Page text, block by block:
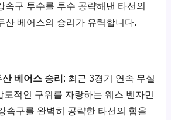
속구 투수를 투수 공략해낸 타선의
산 베어스의 승리가 유력합니다.
베어스 승리: 최근 3경기 연속 무실
도적인 구위를 자랑하는 웨스 벤자민
속구를 완벽히 공략한 타선의 힘을